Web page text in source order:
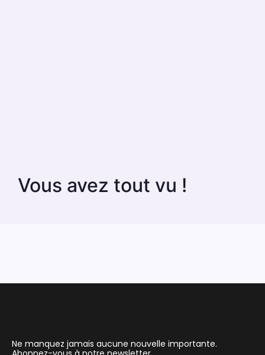
Vous avez tout vu !
Ne manquez jamais aucune nouvelle importante.